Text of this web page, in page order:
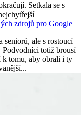
Setkala se s
zdrojů pro Google
seniorů, ale s rostoucí
Podvodníci totiž brousí
k tomu, aby obrali i ty